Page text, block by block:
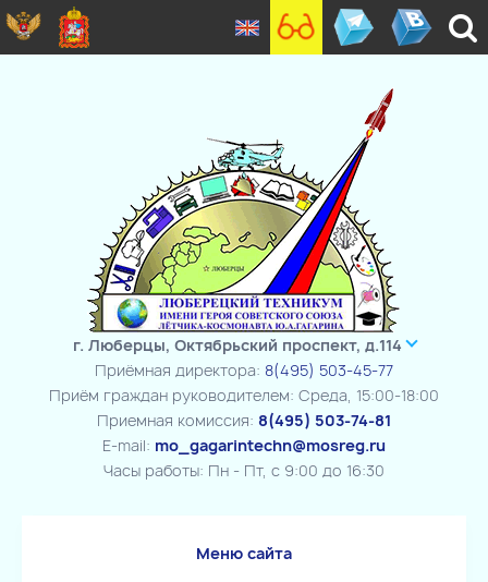
г. Люберцы, Октябрьский проспект, д.114
Приёмная директора: 8(495) 503-45-77
Приём граждан руководителем: Среда, 15:00-18:00
Приемная комиссия: 8(495) 503-74-81
E-mail: mo_gagarintechn@mosreg.ru
Часы работы: Пн - Пт, с 9:00 до 16:30
Меню сайта